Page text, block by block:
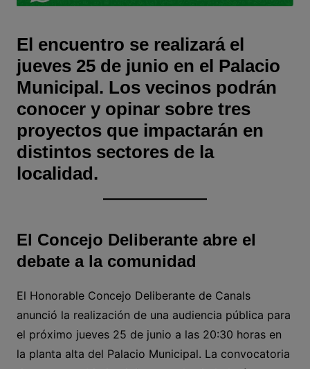
El encuentro se realizará el
jueves 25 de junio en el Palacio
Municipal. Los vecinos podrán
conocer y opinar sobre tres
proyectos que impactarán en
distintos sectores de la
localidad.
El Concejo Deliberante abre el
debate a la comunidad
El Honorable Concejo Deliberante de Canals
anunció la realización de una audiencia pública para
el próximo jueves 25 de junio a las 20:30 horas en
la planta alta del Palacio Municipal. La convocatoria